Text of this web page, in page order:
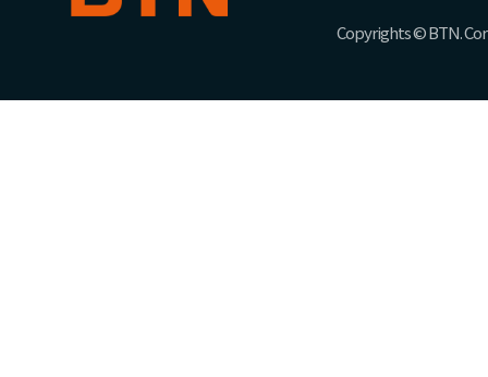
Copyrights © BTN.